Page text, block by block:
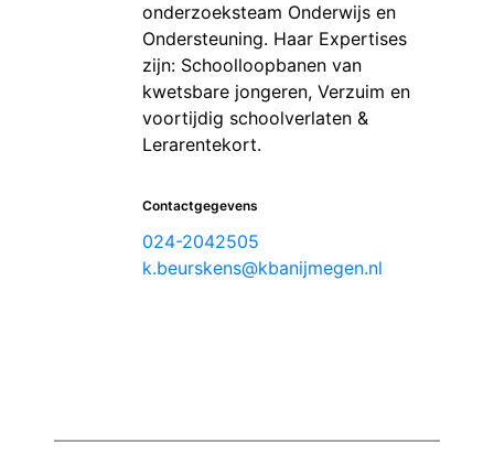
onderzoeksteam Onderwijs en
Ondersteuning. Haar Expertises
zijn: Schoolloopbanen van
kwetsbare jongeren, Verzuim en
voortijdig schoolverlaten &
Lerarentekort.
Contactgegevens
024-2042505
k.beurskens@kbanijmegen.nl